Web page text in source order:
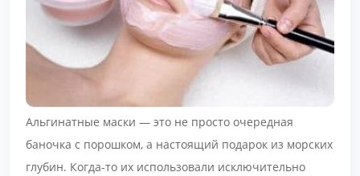
Альгинатные маски — это не просто очередная
баночка с порошком, а настоящий подарок из морских
глубин. Когда-то их использовали исключительно